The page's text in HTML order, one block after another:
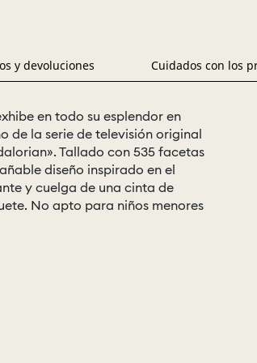
y devoluciones Cuidados con los
en todo su esplendor en
de la serie de televisión original
Tallado con 535 facetas
diseño inspirado en el
y cuelga de una cinta de
No apto para niños menores